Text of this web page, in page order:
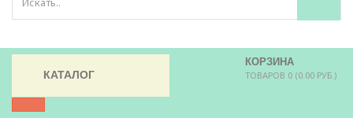
КОРЗИНА
ТОВАРОВ 0 (0.00 РУБ.)
КАТАЛОГ